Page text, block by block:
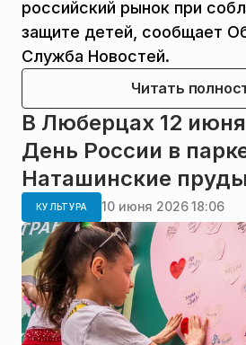
российский рынок при
защите детей, сообщает
Служба Новостей.
Читать
В Люберцах 12
День России в
Наташинские пруды
КУЛЬТУРА 10 июня 2026 18:06